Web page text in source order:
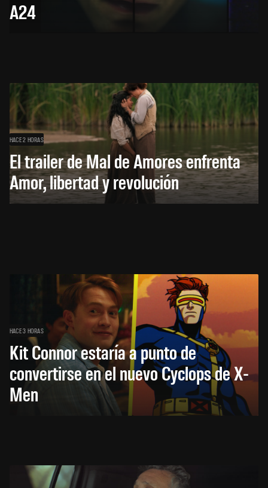
A24
HACE 2 HORAS
El trailer de Mal de Amores enfrenta
Amor, libertad y revolución
HACE 3 HORAS
Kit Connor estaría a punto de
convertirse en el nuevo Cyclops de X-
Men